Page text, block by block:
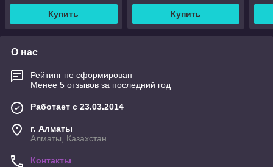
Купить Купить
О нас
Рейтинг не сформирован
Менее 5 отзывов за последний год
Работает с 23.03.2014
г. Алматы
Алматы, Казахстан
Контакты